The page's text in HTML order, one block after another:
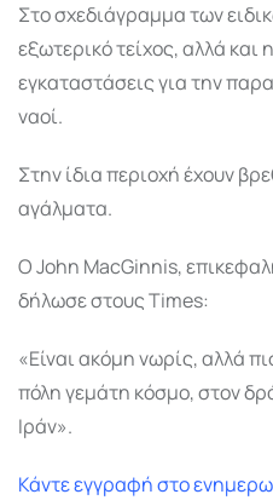
Στο σχεδιάγραμμα των
εξωτερικό τείχος, αλλά
εγκαταστάσεις για την
ναοί.
Στην ίδια περιοχή έχουν
αγάλματα.
Ο John MacGinnis,
δήλωσε στους Times:
«Είναι ακόμη νωρίς, αλλά
πόλη γεμάτη κόσμο, στον
Ιράν».
Κάντε εγγραφή στο